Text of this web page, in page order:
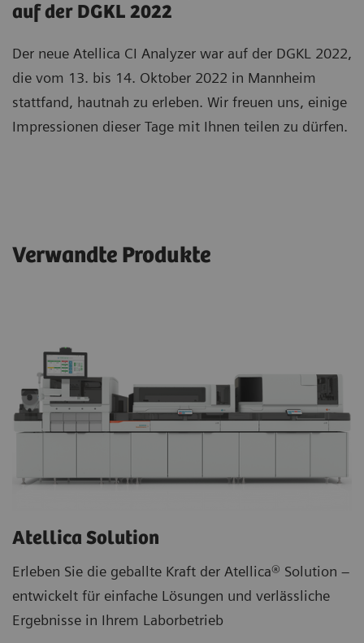
auf der DGKL 2022
Der neue Atellica CI Analyzer war auf der DGKL 2022,
die vom 13. bis 14. Oktober 2022 in Mannheim
stattfand, hautnah zu erleben. Wir freuen uns, einige
Impressionen dieser Tage mit Ihnen teilen zu dürfen.
Verwandte Produkte
Atellica Solution
Erleben Sie die geballte Kraft der Atellica® Solution –
entwickelt für einfache Lösungen und verlässliche
Ergebnisse in Ihrem Laborbetrieb